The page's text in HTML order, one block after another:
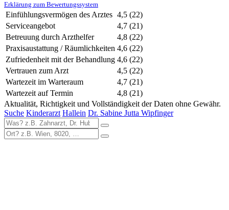
Erklärung zum Bewertungssystem
Einfühlungsvermögen des Arztes 4,5 (22)
Serviceangebot
4,7 (21)
Betreuung durch Arzthelfer
4,8 (22)
Praxisaustattung / Räumlichkeiten 4,6 (22)
Zufriedenheit mit der Behandlung 4,6 (22)
Vertrauen zum Arzt
4,5 (22)
Wartezeit im Warteraum
4,7 (21)
Wartezeit auf Termin
4,8 (21)
Aktualität, Richtigkeit und Vollständigkeit der Daten ohne Gewähr.
Suche Kinderarzt Hallein Dr. Sabine Jutta Wipfinger